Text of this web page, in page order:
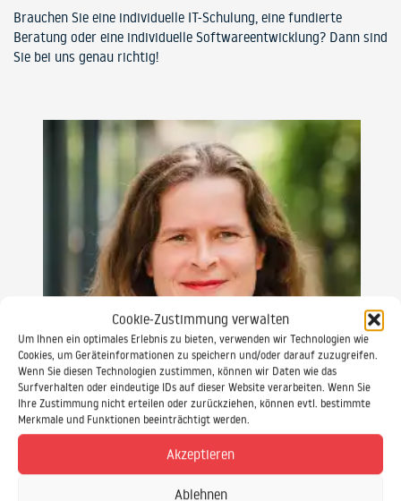
Cookie-Zustimmung verwalten
Um Ihnen ein optimales Erlebnis zu bieten, verwenden wir Technologien wie
Cookies, um Geräteinformationen zu speichern und/oder darauf zuzugreifen.
Wenn Sie diesen Technologien zustimmen, können wir Daten wie das
Surfverhalten oder eindeutige IDs auf dieser Website verarbeiten. Wenn Sie
Ihre Zustimmung nicht erteilen oder zurückziehen, können evtl. bestimmte
Merkmale und Funktionen beeinträchtigt werden.
Akzeptieren
Ablehnen
Brauchen Sie eine individuelle IT-Schulung, eine fundierte
Beratung oder eine individuelle Softwareentwicklung? Dann sind
Sie bei uns genau richtig!
Gabriele Keiff
SAP Schulungsprojekte SAP Beratung